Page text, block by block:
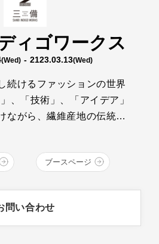
ィゴワークス
(Wed)- 2123.03.13(Wed)
続けるファッションの世界
、「技術」、「アイデア」
ながら、繊維産地の伝統と
います。 デニム・繊維の産
ブースページ
問い合わせ